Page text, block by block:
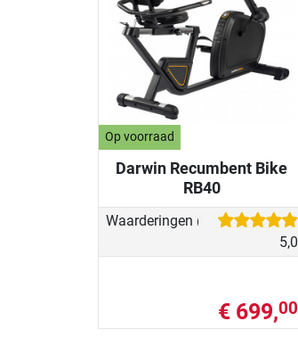
Op voorraad
Darwin Recumbent Bike
RB40
Waarderingen (17)
5,0
€ 699,00